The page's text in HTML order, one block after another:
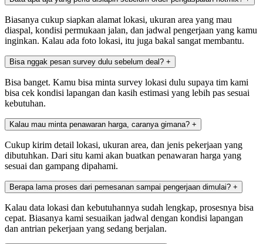
Biasanya cukup siapkan alamat lokasi, ukuran area yang mau
diaspal, kondisi permukaan jalan, dan jadwal pengerjaan yang kamu
inginkan. Kalau ada foto lokasi, itu juga bakal sangat membantu.
Bisa nggak pesan survey dulu sebelum deal? +
Bisa banget. Kamu bisa minta survey lokasi dulu supaya tim kami
bisa cek kondisi lapangan dan kasih estimasi yang lebih pas sesuai
kebutuhan.
Kalau mau minta penawaran harga, caranya gimana? +
Cukup kirim detail lokasi, ukuran area, dan jenis pekerjaan yang
dibutuhkan. Dari situ kami akan buatkan penawaran harga yang
sesuai dan gampang dipahami.
Berapa lama proses dari pemesanan sampai pengerjaan dimulai? +
Kalau data lokasi dan kebutuhannya sudah lengkap, prosesnya bisa
cepat. Biasanya kami sesuaikan jadwal dengan kondisi lapangan
dan antrian pekerjaan yang sedang berjalan.